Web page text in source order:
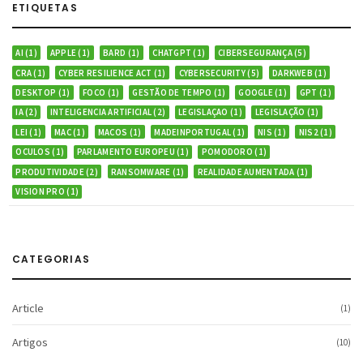
ETIQUETAS
AI (1) APPLE(1) BARD (1) CHATGPT (1) CIBERSEGURANÇA(5)
CRA(1) CYBER RESILIENCE ACT (1) CYBERSECURITY(5) DARKWEB (1)
DESKTOP (1) FOCO (1) GESTÃO DE TEMPO (1) GOOGLE(1) GPT (1)
IA(2) INTELIGENCIA ARTIFICIAL(2) LEGISLAÇAO (1) LEGISLAÇÃO (1)
LEI (1) MAC(1) MACOS (1) MADEINPORTUGAL(1) NIS (1) NIS2(1)
OCULOS (1) PARLAMENTO EUROPEU (1) POMODORO (1)
PRODUTIVIDADE (2) RANSOMWARE (1) REALIDADE AUMENTADA (1)
VISION PRO (1)
CATEGORIAS
Article (1)
Artigos (10)